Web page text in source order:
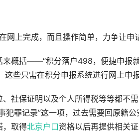
上完成，而且操作简单，力争让申
概括——“积分落户498，便捷申报
些只需在积分申报系统进行网上申报
社保证明以及个人所得税等等都不
犯罪记录”这一项，过去需要回原籍
，取得北京户口资格以后再提供相关